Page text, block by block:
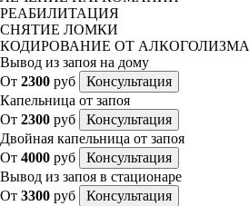
РЕАБИЛИТАЦИЯ
СНЯТИЕ ЛОМКИ
КОДИРОВАНИЕ ОТ АЛКОГОЛИЗМА
Вывод из запоя на дому
От 2300 руб
Консультация
Капельница от запоя
От 2300 руб
Консультация
Двойная капельница от запоя
От 4000 руб
Консультация
Вывод из запоя в стационаре
От 3300 руб Консультация